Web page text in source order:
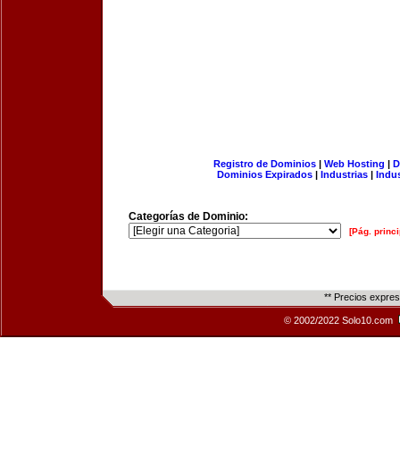
Registro de Dominios| Web Hosting |
Dominios Expirados | Industrias |
Categorías de Dominio:
[Pág.
** Precios
© 2002/2022 Solo10.com